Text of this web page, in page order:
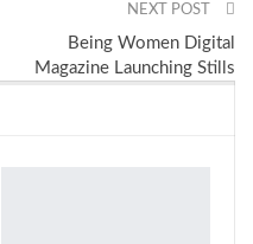
NEXT POST
Being Women Digital
Magazine Launching Stills